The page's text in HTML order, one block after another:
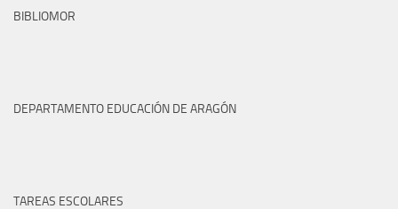
BIBLIOMOR
DEPARTAMENTO EDUCACIÓN DE ARAGÓN
TAREAS ESCOLARES